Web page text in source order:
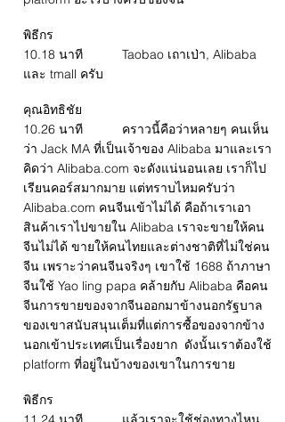
พิธีกร
10.18 นาที Taobao เถาเป่า, Alibaba
และ tmall ครับ
คุณอิทธิชัย
10.26 นาที คราวนี้คือว่าหลายๆ คนเห็น
ว่า Jack MA ที่เป็นเจ้าของ Alibaba มาและเรา
คิดว่า Alibaba.com จะดังแน่นอนเลย เราก็ไป
เรียนคอร์สมากมาย แต่ทราบไหมครับว่า
Alibaba.com คนจีนเข้าไม่ได้ คือถ้าเราเอา
สินค้าเราไปขายใน Alibaba เราจะขายให้คน
จีนไม่ได้ ขายให้คนไทยและต่างชาติที่ไม่ใช่คน
จีน เพราะว่าคนจีนจริงๆ เขาใช้ 1688 ถ้าภาษา
จีนใช้ Yao ling papa คล้ายกับ Alibaba คือคน
จีนการขายของจากจีนออกมาข้างนอกรัฐบาล
ของเขาสนับสนุนเต็มที่แต่การซื้อของจากข้าง
นอกเข้าประเทศเป็นเรื่องยาก ดังนั้นเราต้องใช้
platform ที่อยู่ในบ้างของเขาในการขาย
พิธีกร